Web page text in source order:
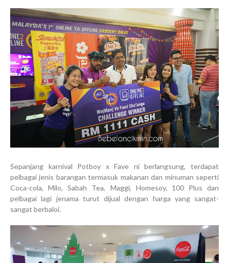
Sepanjang karnival Potboy x Fave ni berlangsung, terdapat
pelbagai jenis barangan termasuk makanan dan minuman seperti
Coca-cola, Milo, Sabah Tea, Maggi, Homesoy, 100 Plus dan
pelbagai lagi jenama turut dijual dengan harga yang sangat-
sangat berbaloi.